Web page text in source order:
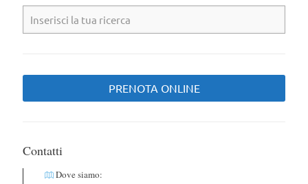
PRENOTA ONLINE
Contatti
Dove siamo: